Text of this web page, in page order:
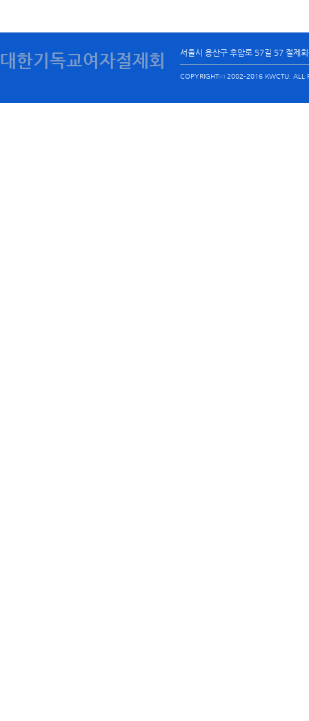
대한기독교여자절제회 서울시 용산구 후암로 57길 57 절제
COPYRIGHTⓒ 2002-2016 KWCTU. ALL